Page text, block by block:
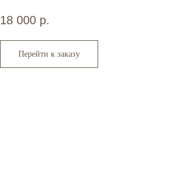
18 000 р.
Перейти к заказу